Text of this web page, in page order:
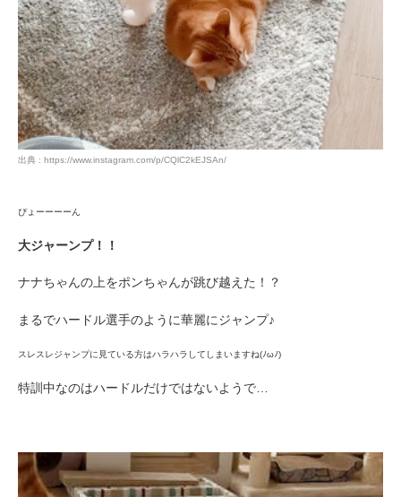
出典 : https://www.instagram.com/p/CQlC2kEJSAn/
ぴょーーーーん
大ジャーンプ！！
ナナちゃんの上をポンちゃんが跳び越えた！？
まるでハードル選手のように華麗にジャンプ♪
スレスレジャンプに見ている方はハラハラしてしまいますね(ﾉωﾉ)
特訓中なのはハードルだけではないようで…